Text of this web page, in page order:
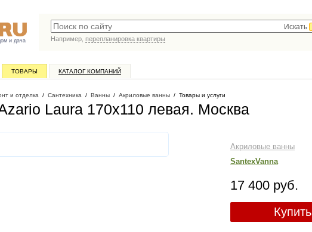
и дача
Искать
Например, перепланировка квартиры
ТОВАРЫ КАТАЛОГ КОМПАНИЙ
и отделка / Сантехника / Ванны / Акриловые ванны / Товары и услуги
Laura 170x110 левая. Москва
Акриловые ванны
SantexVanna
17 400 руб.
Купить